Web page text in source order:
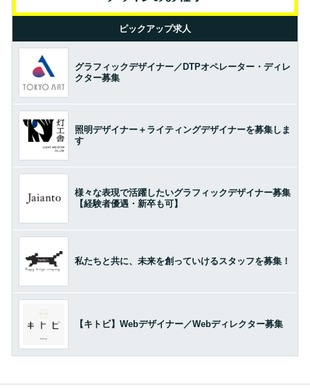
ピックアップ求人
グラフィックデザイナー／DTPオペレーター・ディレ
クター募集
照明デザイナー＋ライティングデザイナーを募集しま
す
様々な表現で活躍したいグラフィックデザイナー募集
【経験者優遇・新卒も可】
私たちと共に、未来を創っていけるスタッフを募集！
【キトビ】Webデザイナー／Webディレクター募集